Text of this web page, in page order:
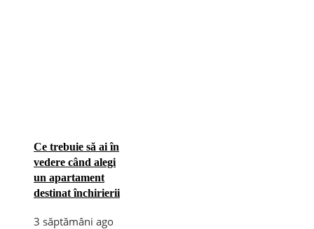
Ce trebuie să ai în
vedere când alegi
un apartament
destinat închirierii
3 săptămâni ago